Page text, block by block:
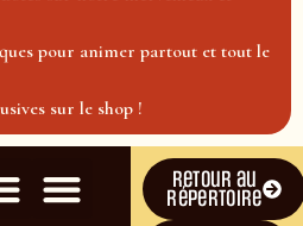
pour animer partout et tout le
sur le shop !
Retour au
répertoire